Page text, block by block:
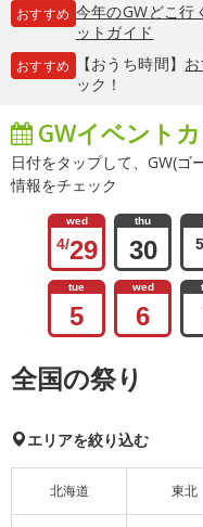
おすすめ 今年のGWどこ行
ットガイド
おすすめ 【おうち時間】
ック！
GWイベント
日付をタップして、GW(ゴ
情報をチェック
wed
4/29
thu
30
tue
5
wed
6
全国の祭り
エリアを絞り込む
北海道 東北